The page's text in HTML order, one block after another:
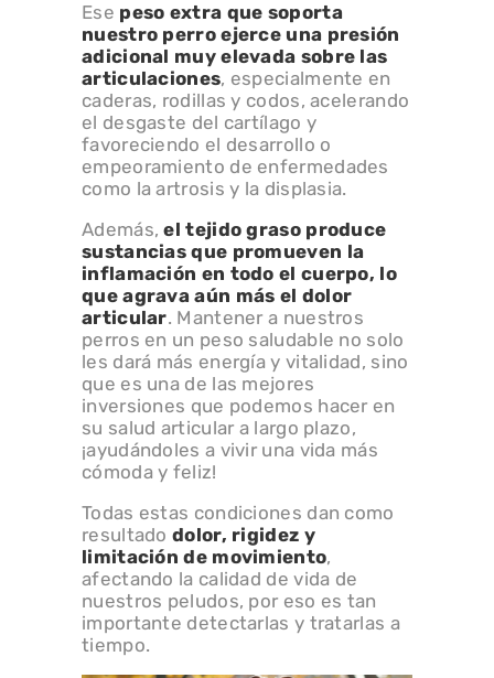
Ese peso extra que soporta
nuestro perro ejerce una presión
adicional muy elevada sobre las
articulaciones, especialmente en
caderas, rodillas y codos, acelerando
el desgaste del cartílago y
favoreciendo el desarrollo o
empeoramiento de enfermedades
como la artrosis y la displasia.
Además,el tejido graso produce
sustancias que promueven la
inflamación en todo el cuerpo, lo
que agrava aún más el dolor
articular. Mantener a nuestros
perros en un peso saludable no solo
les dará más energía y vitalidad, sino
que es una de las mejores
inversiones que podemos hacer en
su salud articular a largo plazo,
¡ayudándoles a vivir una vida más
cómoda y feliz!
Todas estas condiciones dan como
resultadodolor, rigidez y
limitación de movimiento,
afectando la calidad de vida de
nuestros peludos, por eso es tan
importante detectarlas y tratarlas a
tiempo.